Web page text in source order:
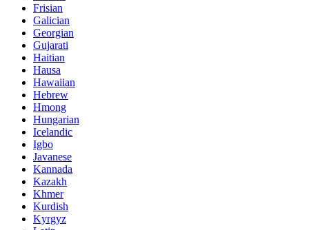
Frisian
Galician
Georgian
Gujarati
Haitian
Hausa
Hawaiian
Hebrew
Hmong
Hungarian
Icelandic
Igbo
Javanese
Kannada
Kazakh
Khmer
Kurdish
Kyrgyz